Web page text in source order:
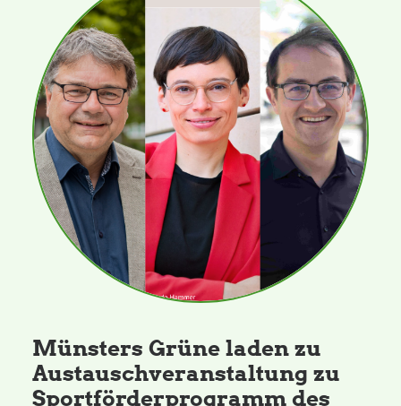
Münsters Grüne laden zu
Austauschveranstaltung zu
Sportförderprogramm des